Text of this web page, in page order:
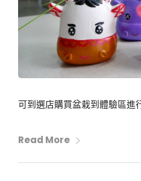
可到選店購買盆栽到體驗區進
Read More